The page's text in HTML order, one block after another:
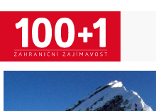
Přejít
hlavnímu
obsahu